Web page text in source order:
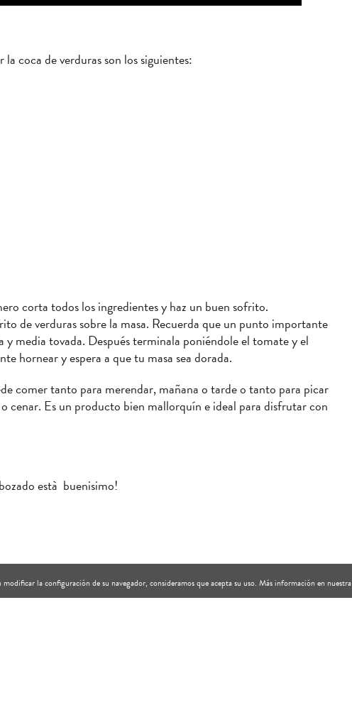
coca de verduras son los siguientes:
corta todos los ingredientes y haz un buen sofrito.
de verduras sobre la masa. Recuerda que un punto importante
y media tovada. Después terminala poniéndole el tomate y el
hornear y espera a que tu masa sea dorada.
comer tanto para merendar, mañana o tarde o tanto para picar
cenar. Es un producto bien mallorquín e ideal para disfrutar con
està buenisimo!
la configuración de su navegador, consideramos que acepta su uso. Más información en nuestra